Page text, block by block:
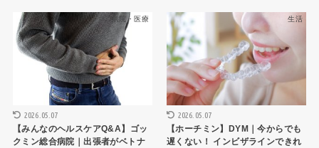
病院・医療
2026.05.07
【みんなのヘルスケアQ&A】ゴッ
クミン総合病院｜出張者がベトナ
生活
2026.05.07
【ホーチミン】DYM｜今からでも
遅くない！ インビザラインできれ